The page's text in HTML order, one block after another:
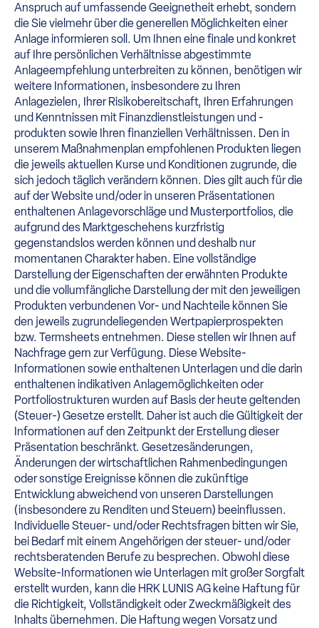
Anspruch auf umfassende Geeignetheit erhebt, sondern
die Sie vielmehr über die generellen Möglichkeiten einer
Anlage informieren soll. Um Ihnen eine finale und konkret
auf Ihre persönlichen Verhältnisse abgestimmte
Anlageempfehlung unterbreiten zu können, benötigen wir
weitere Informationen, insbesondere zu Ihren
Anlagezielen, Ihrer Risikobereitschaft, Ihren Erfahrungen
und Kenntnissen mit Finanzdienstleistungen und -
produkten sowie Ihren finanziellen Verhältnissen. Den in
unserem Maßnahmenplan empfohlenen Produkten liegen
die jeweils aktuellen Kurse und Konditionen zugrunde, die
sich jedoch täglich verändern können. Dies gilt auch für die
auf der Website und/oder in unseren Präsentationen
enthaltenen Anlagevorschläge und Musterportfolios, die
aufgrund des Marktgeschehens kurzfristig
gegenstandslos werden können und deshalb nur
momentanen Charakter haben. Eine vollständige
Darstellung der Eigenschaften der erwähnten Produkte
und die vollumfängliche Darstellung der mit den jeweiligen
Produkten verbundenen Vor- und Nachteile können Sie
den jeweils zugrundeliegenden Wertpapierprospekten
bzw. Termsheets entnehmen. Diese stellen wir Ihnen auf
Nachfrage gern zur Verfügung. Diese Website-
Informationen sowie enthaltenen Unterlagen und die darin
enthaltenen indikativen Anlagemöglichkeiten oder
Portfoliostrukturen wurden auf Basis der heute geltenden
(Steuer-) Gesetze erstellt. Daher ist auch die Gültigkeit der
Informationen auf den Zeitpunkt der Erstellung dieser
Präsentation beschränkt. Gesetzesänderungen,
Änderungen der wirtschaftlichen Rahmenbedingungen
oder sonstige Ereignisse können die zukünftige
Entwicklung abweichend von unseren Darstellungen
(insbesondere zu Renditen und Steuern) beeinflussen.
Individuelle Steuer- und/oder Rechtsfragen bitten wir Sie,
bei Bedarf mit einem Angehörigen der steuer- und/oder
rechtsberatenden Berufe zu besprechen. Obwohl diese
Website-Informationen wie Unterlagen mit großer Sorgfalt
erstellt wurden, kann die HRK LUNIS AG keine Haftung für
die Richtigkeit, Vollständigkeit oder Zweckmäßigkeit des
Inhalts übernehmen. Die Haftung wegen Vorsatz und